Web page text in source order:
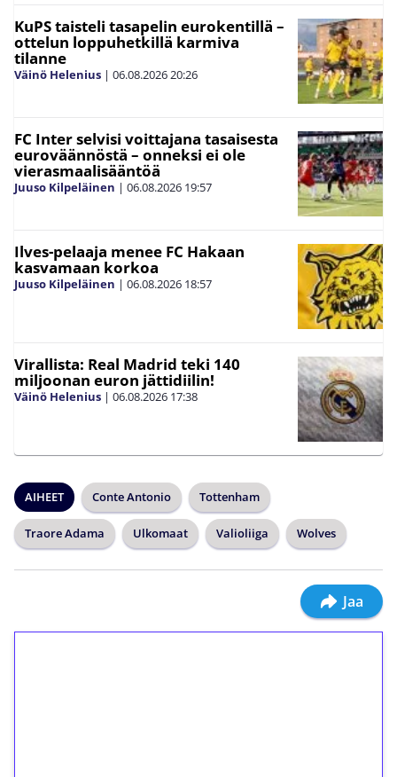
KuPS taisteli tasapelin eurokentillä –
ottelun loppuhetkillä karmiva
tilanne
Väinö Helenius | 06.08.202620:26
FC Inter selvisi voittajana tasaisesta
euroväännöstä – onneksi ei ole
vierasmaalisääntöä
Juuso Kilpeläinen | 06.08.2026 19:57
Ilves-pelaaja menee FC Hakaan
kasvamaan korkoa
Juuso Kilpeläinen | 06.08.2026 18:57
Virallista: Real Madrid teki 140
miljoonan euron jättidiilin!
Väinö Helenius | 06.08.2026 17:38
AIHEET Conte Antonio Tottenham
Traore Adama Ulkomaat Valioliiga Wolves
Jaa